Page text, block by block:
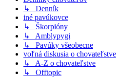
↳ Denník
iné pavúkovce
↳ Škorpióny
↳ Amblypygi
↳ Pavúky všeobecne
voľná diskusia o chovateľstve
↳ A-Z o chovateľstve
↳ Offtopic